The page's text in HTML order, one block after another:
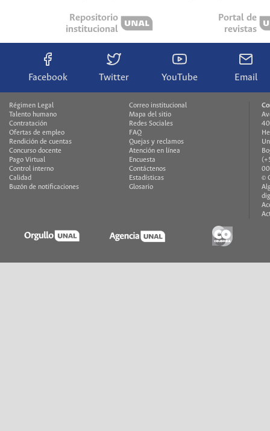
Repositorio
institucional
Portal de
revistas
Facebook Twitter YouTube Email
Régimen Legal
Talento humano
Contratación
Ofertas de empleo
Rendición de cuentas
Concurso docente
Pago Virtual
Control interno
Calidad
Buzón de notificaciones
Correo institucional
Mapa del sitio
Redes Sociales
FAQ
Quejas y reclamos
Atención en línea
Encuesta
Contáctenos
Estadísticas
Glosario
©